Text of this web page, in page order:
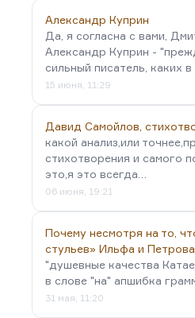
Александр Куприн
Да, я согласна с вами,
Александр Куприн -
сильный писатель, каких в
15 июня, 11:29
Давид Самойлов,
какой анализ,или
стихотворения и самого
это,я это всегда…
06 июня, 19:21
Почему несмотря на то,
стульев» Ильфа и Петрова
"душевные качества
в слове "на" апшибка
31 мая, 11:20